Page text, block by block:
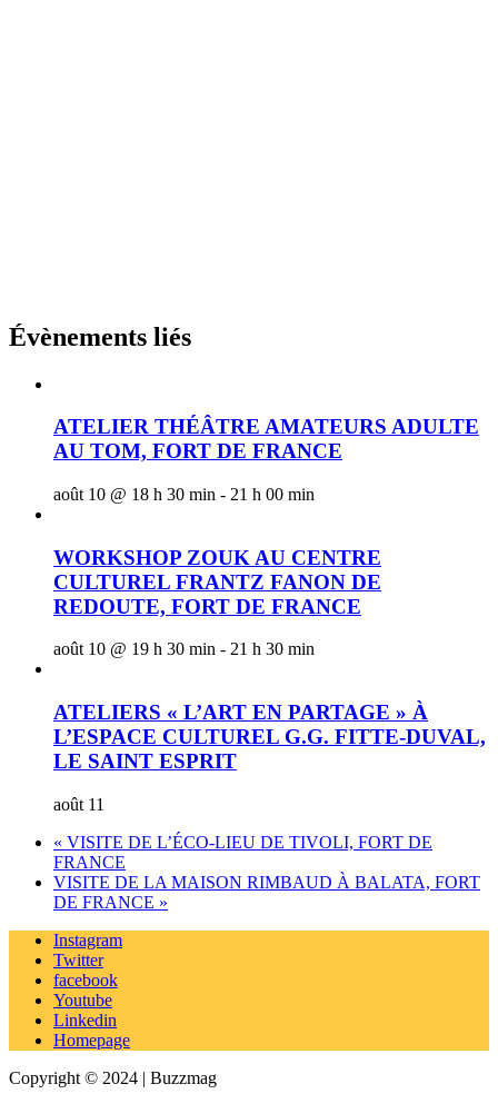
Évènements liés
ATELIER THÉÂTRE AMATEURS ADULTE
AU TOM, FORT DE FRANCE
août 10 @ 18 h 30 min - 21 h 00 min
WORKSHOP ZOUK AU CENTRE
CULTUREL FRANTZ FANON DE
REDOUTE, FORT DE FRANCE
août 10 @ 19 h 30 min - 21 h 30 min
ATELIERS « L’ART EN PARTAGE » À
L’ESPACE CULTUREL G.G. FITTE-DUVAL,
LE SAINT ESPRIT
août 11
« VISITE DE L’ÉCO-LIEU DE TIVOLI, FORT DE
FRANCE
VISITE DE LA MAISON RIMBAUD À BALATA, FORT
DE FRANCE »
Instagram
Twitter
facebook
Youtube
Linkedin
Homepage
Copyright © 2024 | Buzzmag